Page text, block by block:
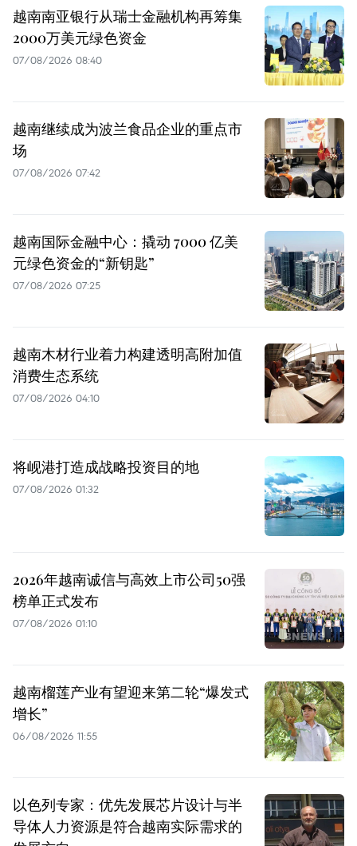
越南南亚银行从瑞士金融机构再筹集
2000万美元绿色资金
07/08/2026 08:40
越南继续成为波兰食品企业的重点市
场
07/08/2026 07:42
越南国际金融中心：撬动 7000 亿美
元绿色资金的“新钥匙”
07/08/2026 07:25
越南木材行业着力构建透明高附加值
消费生态系统
07/08/2026 04:10
将岘港打造成战略投资目的地
07/08/2026 01:32
2026年越南诚信与高效上市公司50强
榜单正式发布
07/08/2026 01:10
越南榴莲产业有望迎来第二轮“爆发式
增长”
06/08/2026 11:55
以色列专家：优先发展芯片设计与半
导体人力资源是符合越南实际需求的